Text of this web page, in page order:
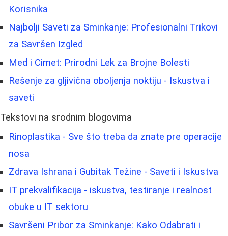
Korisnika
Najbolji Saveti za Sminkanje: Profesionalni Trikovi
za Savršen Izgled
Med i Cimet: Prirodni Lek za Brojne Bolesti
Rešenje za gljivična oboljenja noktiju - Iskustva i
saveti
Tekstovi na srodnim blogovima
Rinoplastika - Sve što treba da znate pre operacije
nosa
Zdrava Ishrana i Gubitak Težine - Saveti i Iskustva
IT prekvalifikacija - iskustva, testiranje i realnost
obuke u IT sektoru
Savršeni Pribor za Sminkanje: Kako Odabrati i